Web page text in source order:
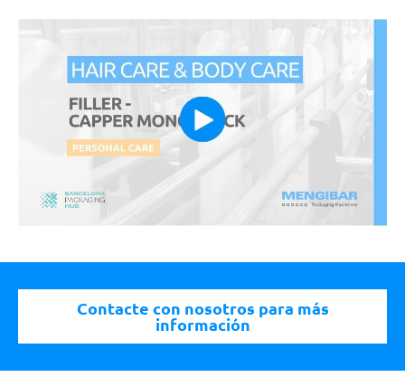
Contacte con nosotros para más
información